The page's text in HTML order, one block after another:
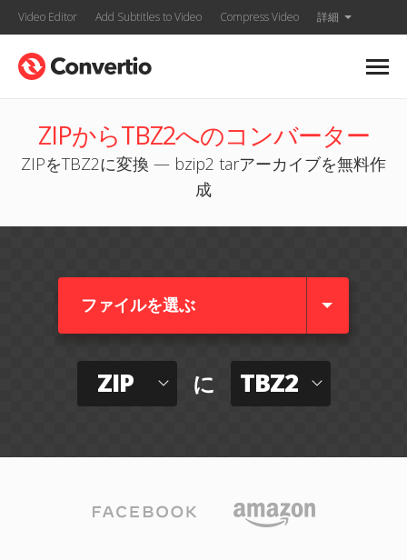
Video Editor Add Subtitles to Video Compress Video 詳細
ZIPからTBZ2へのコンバーター
ZIPをTBZ2に変換 — bzip2 tarアーカイブを無料作
成
ファイルを選ぶ
ZIP に TBZ2